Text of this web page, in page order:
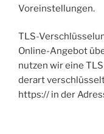
Voreinstellungen.
TLS-
Online-Angebot
nutzen wir eine
derart
https:// in der